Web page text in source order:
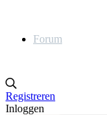
Forum
Registreren
Inloggen